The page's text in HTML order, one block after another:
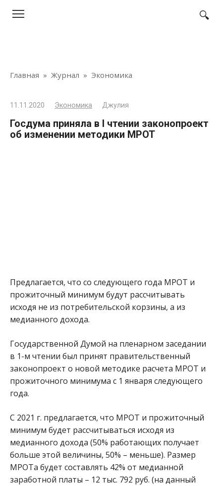
Главная » Журнал » Экономика
11.11.2020 Экономика Джулия
Госдума приняла в I чтении законопроект
об изменении методики МРОТ
Предлагается, что со следующего года МРОТ и
прожиточный минимум будут рассчитывать
исходя не из потребительской корзины, а из
медианного дохода.
Государственной Думой на пленарном заседании
в 1-м чтении был принят правительственный
законопроект о новой методике расчета МРОТ и
прожиточного минимума с 1 января следующего
года.
С 2021 г. предлагается, что МРОТ и прожиточный
минимум будет рассчитываться исходя из
медианного дохода (50% работающих получает
больше этой величины, 50% – меньше). Размер
МРОТа будет составлять 42% от медианной
заработной платы – 12 тыс. 792 руб. (на данный